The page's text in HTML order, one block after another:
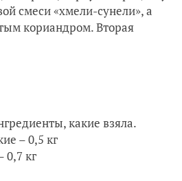
смеси «хмели-сунели», а
кориандром. Вторая
какие взяла.
– 0,5 кг
0,7 кг